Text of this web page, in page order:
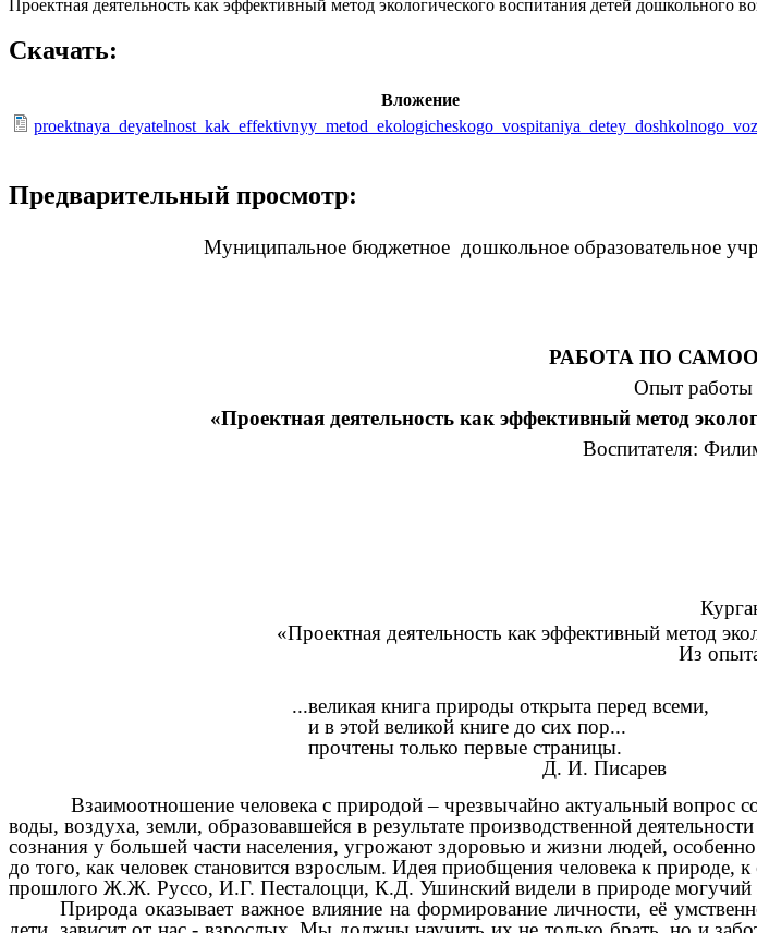
Проектная деятельность как эффективный метод экологического воспитания детей дошкольного
Скачать:
Вложение
Предварительный просмотр:
Муниципальное бюджетное дошкольное образовательное
РАБОТА ПО
Опыт работы
«Проектная деятельность как эффективный метод
Воспитателя:
«Проектная деятельность как эффективный метод
Из
...великая книга природы открыта перед всеми,
и в этой великой книге до сих пор...
прочтены только первые страницы.
Д. И. Писарев
Взаимоотношение человека с природой – чрезвычайно актуальный вопрос
воды, воздуха, земли, образовавшейся в результате производственной
сознания у большей части населения, угрожают здоровью и жизни людей,
до того, как человек становится взрослым. Идея приобщения человека к
прошлого Ж.Ж. Руссо, И.Г. Песталоцци, К.Д. Ушинский видели в природе могучий
Природа оказывает важное влияние на формирование личности, её